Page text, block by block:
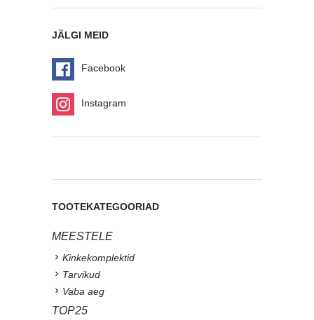
JÄLGI MEID
Facebook
Instagram
TOOTEKATEGOORIAD
MEESTELE
Kinkekomplektid
Tarvikud
Vaba aeg
TOP25